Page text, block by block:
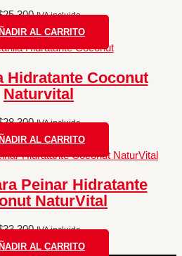
25.300 IVA incluido
AL CARRITO
Hidratante Coconut
Naturvital
28.300 IVA incluido
AL CARRITO
Peinar Hidratante
NaturVital
33.300 IVA incluido
AL CARRITO